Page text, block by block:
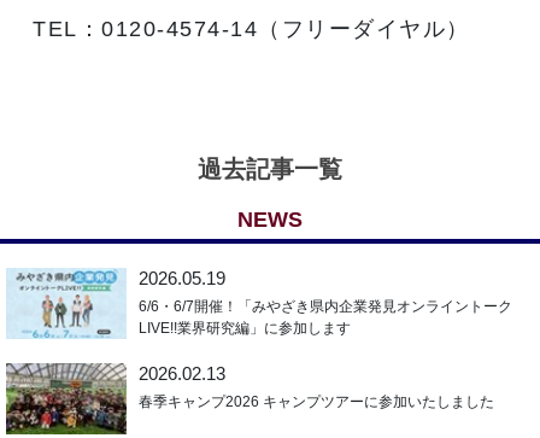
TEL：0120-4574-14（フリーダイヤル）
過去記事一覧
NEWS
2026.05.19
6/6・6/7開催！「みやざき県内企業発見オンライントーク
LIVE!!業界研究編」に参加します
2026.02.13
春季キャンプ2026 キャンプツアーに参加いたしました